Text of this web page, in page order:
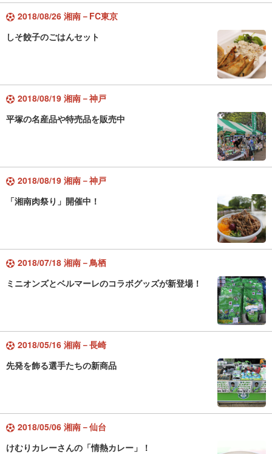
2018/08/26 湘南－FC東京
しそ餃子のごはんセット
2018/08/19 湘南－神戸
平塚の名産品や特売品を販売中
2018/08/19 湘南－神戸
「湘南肉祭り」開催中！
2018/07/18 湘南－鳥栖
ミニオンズとベルマーレのコラボグッズが新登場！
2018/05/16 湘南－長崎
先発を飾る選手たちの新商品
2018/05/06 湘南－仙台
けむりカレーさんの「情熱カレー」！